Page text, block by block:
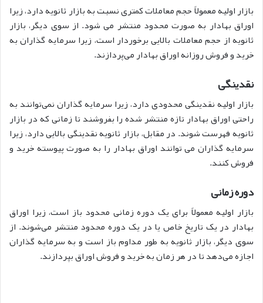
بازار اولیه معمولاً حجم معاملات کمتری نسبت به بازار ثانویه دارد، زیرا
اوراق بهادار به صورت محدود منتشر می شود. از سوی دیگر، بازار
ثانویه از حجم معاملات بالایی برخوردار است، زیرا سرمایه گذاران به
خرید و فروش روزانه اوراق بهادار می‌پردازند.
نقدینگی
بازار اولیه نقدینگی محدودی دارد، زیرا سرمایه گذاران نمی‌توانند به
راحتی اوراق بهادار تازه منتشر شده را بفروشند تا زمانی که در بازار
ثانویه فهرست شوند. در مقابل، بازار ثانویه نقدینگی بالایی دارد، زیرا
سرمایه گذاران می توانند اوراق بهادار را به صورت پیوسته خرید و
فروش کنند.
دوره زمانی
بازار اولیه معمولاً برای یک دوره زمانی محدود باز است، زیرا اوراق
بهادار در یک تاریخ خاص یا در یک دوره محدود منتشر می‌شوند. از
سوی دیگر، بازار ثانویه به طور مداوم باز است و به سرمایه گذاران
اجازه می‌دهد تا در هر زمان به خرید و فروش اوراق بپردازند.